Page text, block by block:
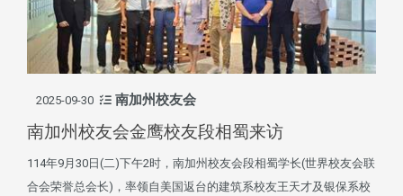
2025-09-30 南加州校友会
南加州校友会金鹰校友段相蜀来访
114年9月30日(二)下午2时，南加州校友会段相蜀学长(世界校友会联
合会荣誉总会长)，率领自美国返台的建筑系校友王天才及银保系校